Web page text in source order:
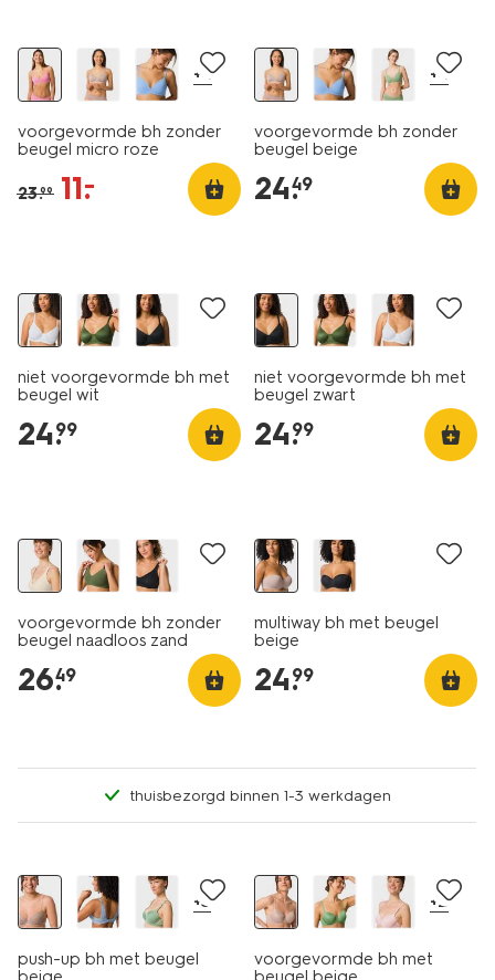
+4
voorgevormde bh zonder
beugel micro roze
23.99 11.
–
+4
voorgevormde bh zonder
beugel beige
24.
49
niet voorgevormde bh met
beugel wit
24.
99
niet voorgevormde bh met
beugel zwart
24.
99
voorgevormde bh zonder
beugel naadloos zand
26.
49
multiway bh met beugel
beige
24.
99
thuisbezorgd binnen 1-3 werkdagen
+3
push-up bh met beugel
+2
voorgevormde bh met